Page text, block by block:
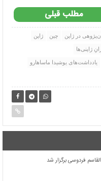
مطلب قبلی
در ژاپن چین ژاپن
ژاپنی‌ها
یادداشت‌های یوشیدا ماساهارو
فردوسی برگزار شد